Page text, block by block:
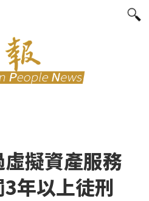
擬資產服務
年以上徒刑